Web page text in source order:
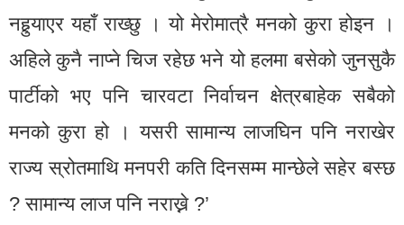
नहुर्‍याएर यहाँ राख्छु । यो मेरोमात्रै मनको कुरा होइन ।
अहिले कुनै नाप्ने चिज रहेछ भने यो हलमा बसेको जुनसुकै
पार्टीको भए पनि चारवटा निर्वाचन क्षेत्रबाहेक सबैको
मनको कुरा हो । यसरी सामान्य लाजघिन पनि नराखेर
राज्य स्रोतमाथि मनपरी कति दिनसम्म मान्छेले सहेर बस्छ
? सामान्य लाज पनि नराख्ने ?’